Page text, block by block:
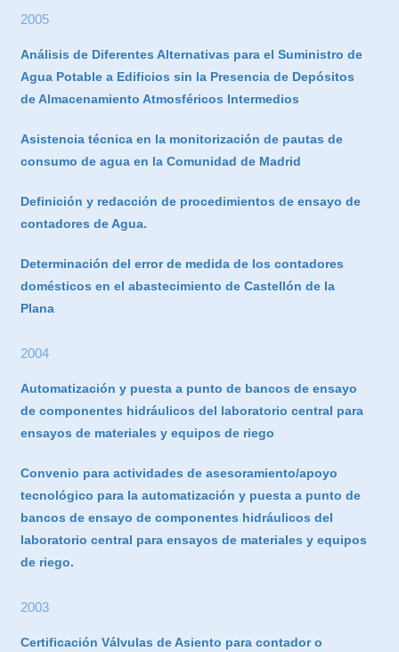
2005
Análisis de Diferentes Alternativas para el Suministro de
Agua Potable a Edificios sin la Presencia de Depósitos
de Almacenamiento Atmosféricos Intermedios
Asistencia técnica en la monitorización de pautas de
consumo de agua en la Comunidad de Madrid
Definición y redacción de procedimientos de ensayo de
contadores de Agua.
Determinación del error de medida de los contadores
domésticos en el abastecimiento de Castellón de la
Plana
2004
Automatización y puesta a punto de bancos de ensayo
de componentes hidráulicos del laboratorio central para
ensayos de materiales y equipos de riego
Convenio para actividades de asesoramiento/apoyo
tecnológico para la automatización y puesta a punto de
bancos de ensayo de componentes hidráulicos del
laboratorio central para ensayos de materiales y equipos
de riego.
2003
Certificación Válvulas de Asiento para contador o